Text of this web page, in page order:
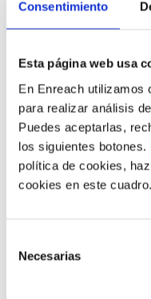
Consentimiento
Esta página web usa
En Enreach utilizamos
para realizar análisis
Puedes aceptarlas,
los siguientes
política de cookies,
cookies en este cuadro.
Necesarias
TUS
Mejora tus KPIs
tiempos de
¡indicadores